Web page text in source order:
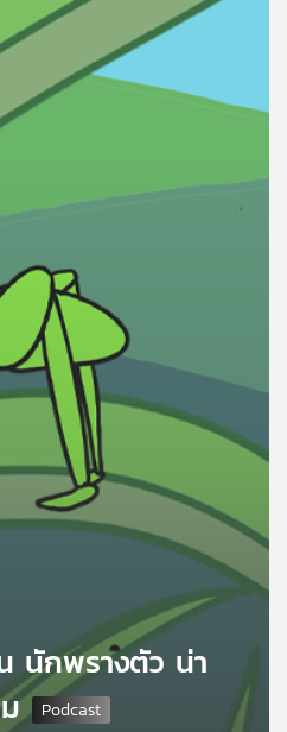
นักพรางตัว น่า